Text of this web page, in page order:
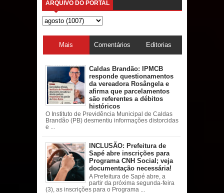
ARQUIVO DO PORTAL
Mais
acessadas
Comentários Editorias
Caldas Brandão: IPMCB
responde questionamentos
da vereadora Rosângela e
afirma que parcelamentos
são referentes a débitos
históricos
O Instituto de Previdência Municipal de Caldas
Brandão (PB) desmentiu informações distorcidas
e ...
INCLUSÃO: Prefeitura de
Sapé abre inscrições para
Programa CNH Social; veja
documentação necessária!
A Prefeitura de Sapé abre, a
partir da próxima segunda-feira
(3), as inscrições para o Programa ...